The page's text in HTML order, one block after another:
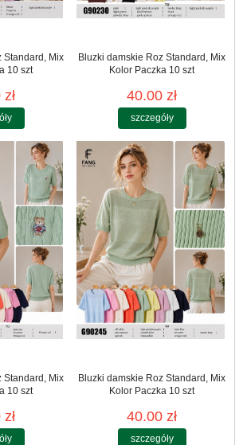
Standard, Mix
10 szt
Bluzki damskie Roz Standard, Mix
Kolor Paczka 10 szt
40.00 zł
szczegóły
Standard, Mix
10 szt
Bluzki damskie Roz Standard, Mix
Kolor Paczka 10 szt
40.00 zł
szczegóły